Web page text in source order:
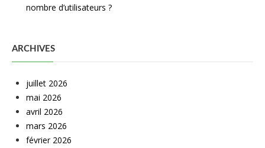
nombre d’utilisateurs ?
ARCHIVES
juillet 2026
mai 2026
avril 2026
mars 2026
février 2026